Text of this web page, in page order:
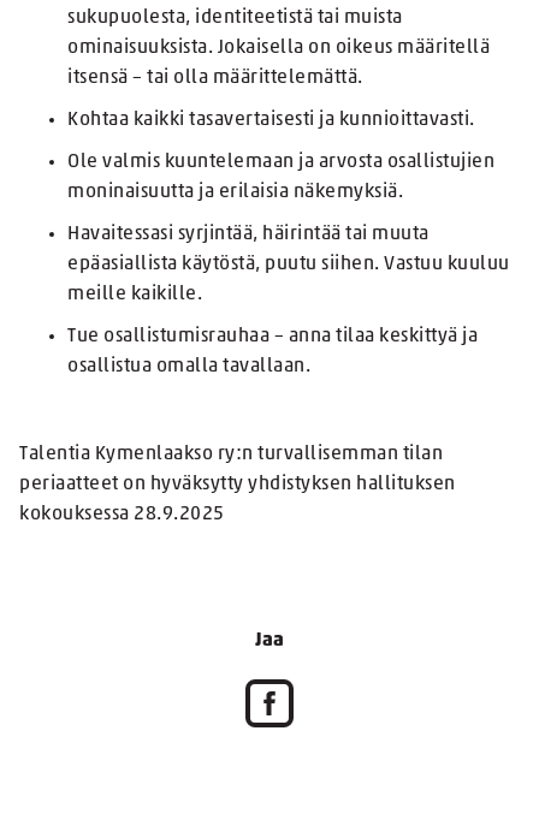
sukupuolesta, identiteetistä tai muista
ominaisuuksista. Jokaisella on oikeus määritellä
itsensä – tai olla määrittelemättä.
Kohtaa kaikki tasavertaisesti ja kunnioittavasti.
Ole valmis kuuntelemaan ja arvosta osallistujien
moninaisuutta ja erilaisia näkemyksiä.
Havaitessasi syrjintää, häirintää tai muuta
epäasiallista käytöstä, puutu siihen. Vastuu kuuluu
meille kaikille.
Tue osallistumisrauhaa – anna tilaa keskittyä ja
osallistua omalla tavallaan.
Talentia Kymenlaakso ry:n turvallisemman tilan
periaatteet on hyväksytty yhdistyksen hallituksen
kokouksessa 28.9.2025
Jaa